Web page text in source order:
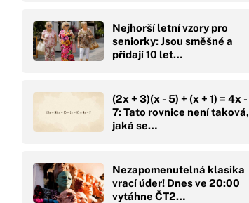
Nejhorší letní vzory pro
seniorky: Jsou směšné a
přidají 10 let…
(2x + 3)(x - 5) + (x + 1) = 4x -
7: Tato rovnice není taková,
jaká se…
Nezapomenutelná klasika
vrací úder! Dnes ve 20:00
vytáhne ČT2…